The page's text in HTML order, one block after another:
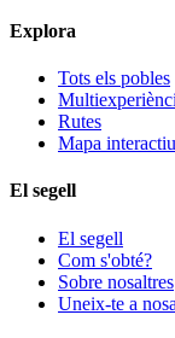
Explora
Tots els pobles
Rutes
Mapa interactiu
El segell
El segell
Com s'obté?
Sobre nosaltres
Uneix-te a